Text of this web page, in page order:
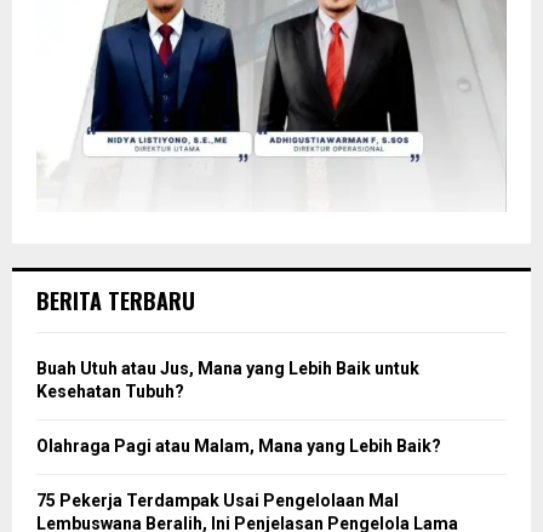
BERITA TERBARU
Buah Utuh atau Jus, Mana yang Lebih Baik untuk
Kesehatan Tubuh?
Olahraga Pagi atau Malam, Mana yang Lebih Baik?
75 Pekerja Terdampak Usai Pengelolaan Mal
Lembuswana Beralih, Ini Penjelasan Pengelola Lama